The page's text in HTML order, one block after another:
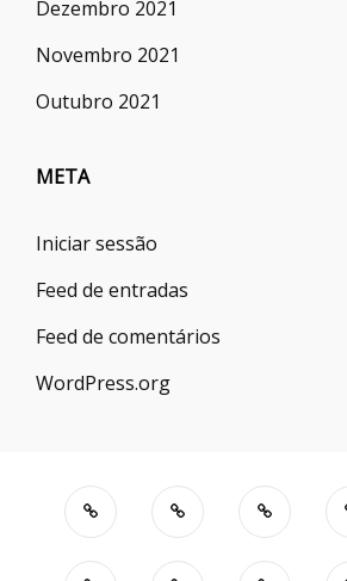
Dezembro 2021
Novembro 2021
Outubro 2021
META
Iniciar sessão
Feed de entradas
Feed de comentários
WordPress.org